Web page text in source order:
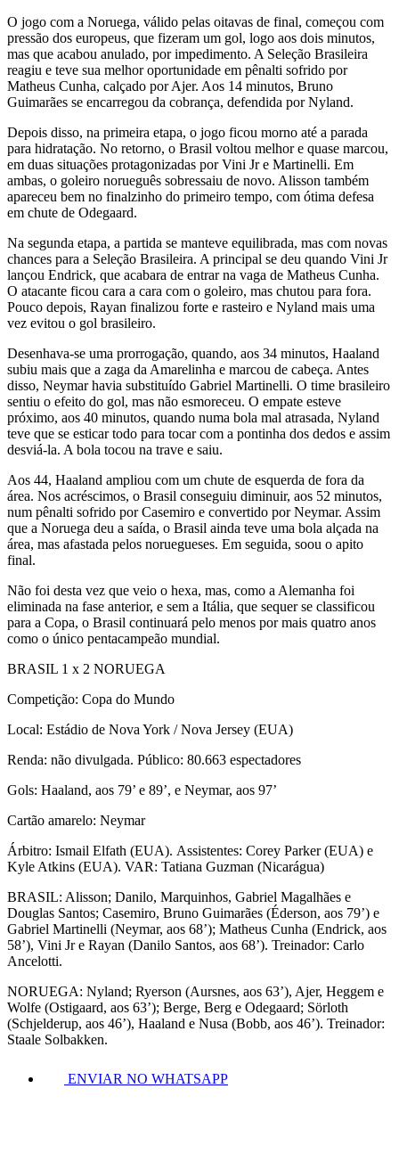
O jogo com a Noruega, válido pelas oitavas de final, começou com
pressão dos europeus, que fizeram um gol, logo aos dois minutos,
mas que acabou anulado, por impedimento. A Seleção Brasileira
reagiu e teve sua melhor oportunidade em pênalti sofrido por
Matheus Cunha, calçado por Ajer. Aos 14 minutos, Bruno
Guimarães se encarregou da cobrança, defendida por Nyland.
Depois disso, na primeira etapa, o jogo ficou morno até a parada
para hidratação. No retorno, o Brasil voltou melhor e quase marcou,
em duas situações protagonizadas por Vini Jr e Martinelli. Em
ambas, o goleiro norueguês sobressaiu de novo. Alisson também
apareceu bem no finalzinho do primeiro tempo, com ótima defesa
em chute de Odegaard.
Na segunda etapa, a partida se manteve equilibrada, mas com novas
chances para a Seleção Brasileira. A principal se deu quando Vini Jr
lançou Endrick, que acabara de entrar na vaga de Matheus Cunha.
O atacante ficou cara a cara com o goleiro, mas chutou para fora.
Pouco depois, Rayan finalizou forte e rasteiro e Nyland mais uma
vez evitou o gol brasileiro.
Desenhava-se uma prorrogação, quando, aos 34 minutos, Haaland
subiu mais que a zaga da Amarelinha e marcou de cabeça. Antes
disso, Neymar havia substituído Gabriel Martinelli. O time brasileiro
sentiu o efeito do gol, mas não esmoreceu. O empate esteve
próximo, aos 40 minutos, quando numa bola mal atrasada, Nyland
teve que se esticar todo para tocar com a pontinha dos dedos e assim
desviá-la. A bola tocou na trave e saiu.
Aos 44, Haaland ampliou com um chute de esquerda de fora da
área. Nos acréscimos, o Brasil conseguiu diminuir, aos 52 minutos,
num pênalti sofrido por Casemiro e convertido por Neymar. Assim
que a Noruega deu a saída, o Brasil ainda teve uma bola alçada na
área, mas afastada pelos noruegueses. Em seguida, soou o apito
final.
Não foi desta vez que veio o hexa, mas, como a Alemanha foi
eliminada na fase anterior, e sem a Itália, que sequer se classificou
para a Copa, o Brasil continuará pelo menos por mais quatro anos
como o único pentacampeão mundial.
BRASIL 1 x 2 NORUEGA
Competição: Copa do Mundo
Local: Estádio de Nova York / Nova Jersey (EUA)
Renda: não divulgada. Público: 80.663 espectadores
Gols: Haaland, aos 79’ e 89’, e Neymar, aos 97’
Cartão amarelo: Neymar
Árbitro: Ismail Elfath (EUA). Assistentes: Corey Parker (EUA) e
Kyle Atkins (EUA). VAR: Tatiana Guzman (Nicarágua)
BRASIL: Alisson; Danilo, Marquinhos, Gabriel Magalhães e
Douglas Santos; Casemiro, Bruno Guimarães (Éderson, aos 79’) e
Gabriel Martinelli (Neymar, aos 68’); Matheus Cunha (Endrick, aos
58’), Vini Jr e Rayan (Danilo Santos, aos 68’). Treinador: Carlo
Ancelotti.
NORUEGA: Nyland; Ryerson (Aursnes, aos 63’), Ajer, Heggem e
Wolfe (Ostigaard, aos 63’); Berge, Berg e Odegaard; Sörloth
(Schjelderup, aos 46’), Haaland e Nusa (Bobb, aos 46’). Treinador:
Staale Solbakken.
ENVIAR NO WHATSAPP